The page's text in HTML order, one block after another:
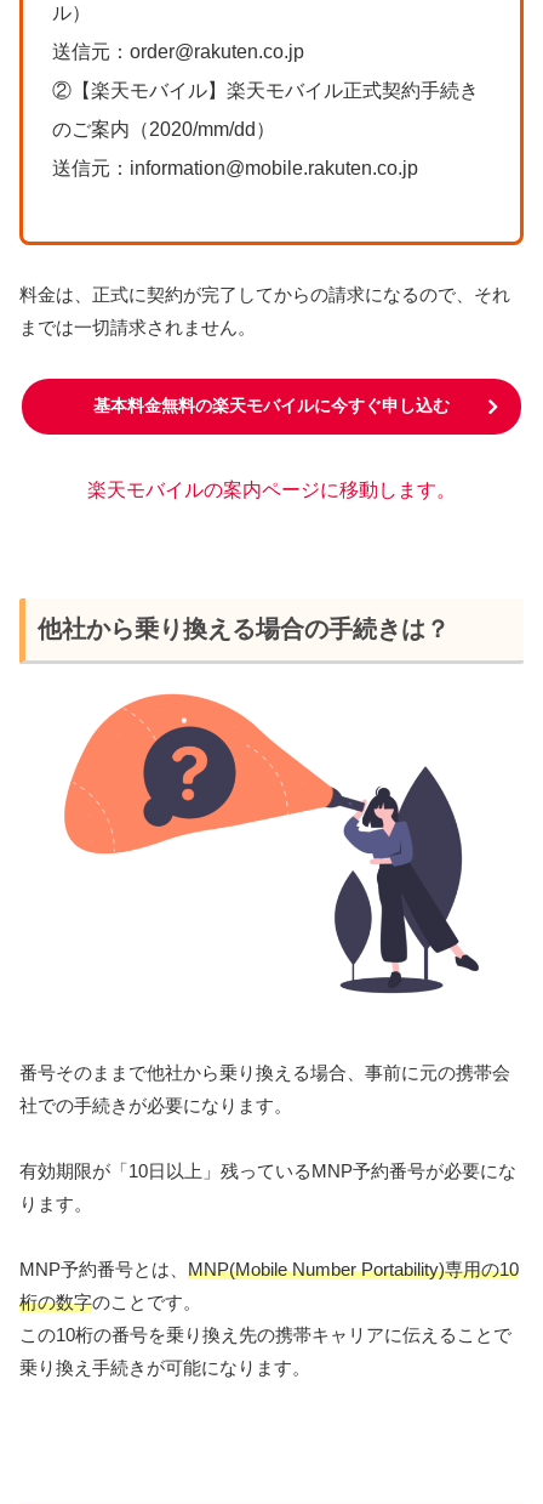
ル）
送信元：order@rakuten.co.jp
②【楽天モバイル】楽天モバイル正式契約手続き
のご案内（2020/mm/dd）
送信元：information@mobile.rakuten.co.jp
料金は、正式に契約が完了してからの請求になるので、それ
までは一切請求されません。
基本料金無料の楽天モバイルに今すぐ申し込む
楽天モバイルの案内ページに移動します。
他社から乗り換える場合の手続きは？
番号そのままで他社から乗り換える場合、事前に元の携帯会
社での手続きが必要になります。
有効期限が「10日以上」残っているMNP予約番号が必要にな
ります。
MNP予約番号とは、 MNP(Mobile Number Portability)専用の10
桁の数字のことです。
この10桁の番号を乗り換え先の携帯キャリアに伝えることで
乗り換え手続きが可能になります。